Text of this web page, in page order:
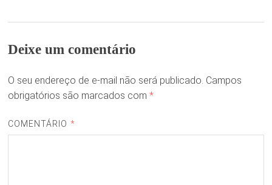
Deixe um comentário
O seu endereço de e-mail não será publicado. Campos
obrigatórios são marcados com *
COMENTÁRIO *